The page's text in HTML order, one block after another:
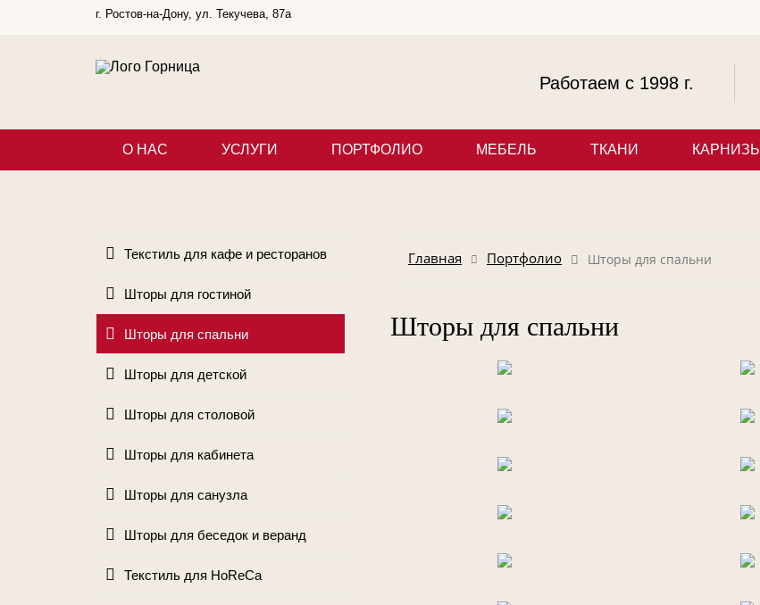
г. Ростов-на-Дону, ул. Текучева, 87а
Работаем с 1998 г.
О НАС УСЛУГИ ПОРТФОЛИО МЕБЕЛЬ ТКАНИ КАРНИЗЫ
Текстиль для кафе и ресторанов
Шторы для гостиной
Шторы для спальни
Шторы для детской
Шторы для столовой
Шторы для кабинета
Шторы для санузла
Шторы для беседок и веранд
Текстиль для HoReCa
Главная Портфолио Шторы для спальни
Шторы для спальни